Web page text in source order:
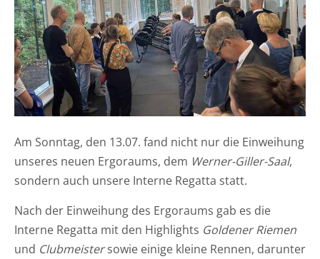
Am Sonntag, den 13.07. fand nicht nur die Einweihung
unseres neuen Ergoraums, dem Werner-Giller-Saal,
sondern auch unsere Interne Regatta statt.
Nach der Einweihung des Ergoraums gab es die
Interne Regatta mit den Highlights Goldener Riemen
und Clubmeistersowie einige kleine Rennen, darunter